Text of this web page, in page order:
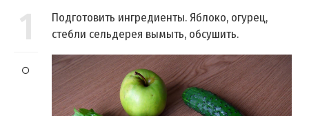
1
Подготовить ингредиенты. Яблоко, огурец,
стебли сельдерея вымыть, обсушить.